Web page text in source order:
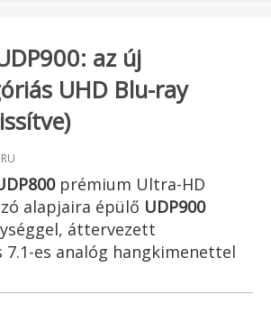
az új
UHD Blu-ray
prémium Ultra-HD
alapjaira épülő UDP900
áttervezett
7.1-es analóg hangkimenettel